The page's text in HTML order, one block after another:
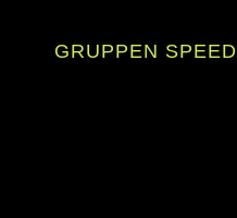
GRUPPEN